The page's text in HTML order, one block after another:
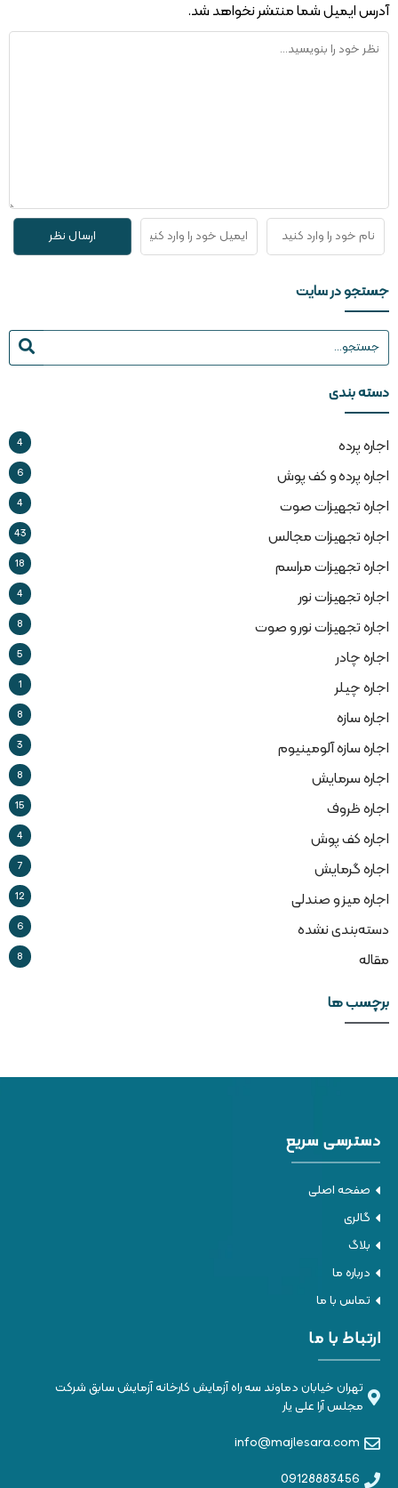
آدرس ایمیل شما منتشر نخواهد شد.
جستجو در سایت
دسته بندی
اجاره پرده 4
اجاره پرده و کف پوش 6
اجاره تجهیزات صوت 4
اجاره تجهیزات مجالس 43
اجاره تجهیزات مراسم 18
اجاره تجهیزات نور 4
اجاره تجهیزات نور و صوت 8
اجاره چادر 5
اجاره چیلر 1
اجاره سازه 8
اجاره سازه آلومینیوم 3
اجاره سرمایش 8
اجاره ظروف 15
اجاره کف پوش 4
اجاره گرمایش 7
اجاره میز و صندلی 12
دسته‌بندی نشده 6
مقاله 8
برچسب ها
دسترسی سریع
صفحه اصلی
گالری
بلاگ
درباره ما
تماس با ما
ارتباط با ما
تهران خیابان دماوند سه راه آزمایش کارخانه آزمایش سابق شرکت
مجلس آرا علی یار
info@majlesara.com
09128883456